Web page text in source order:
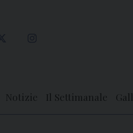
Notizie Il Settimanale